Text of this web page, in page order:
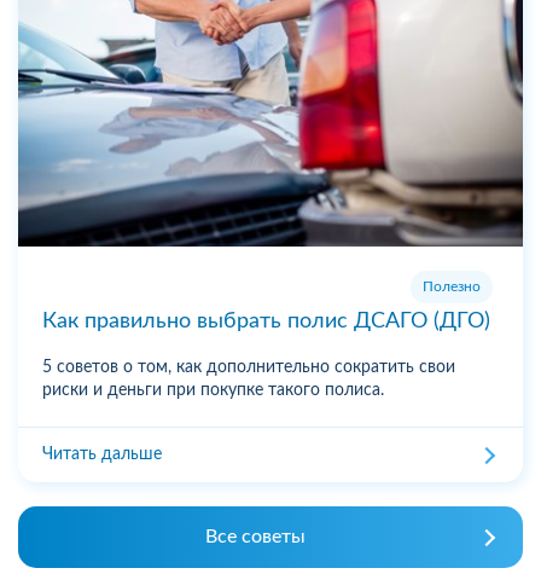
Полезно
Как правильно выбрать полис ДСАГО (ДГО)
5 советов о том, как дополнительно сократить свои
риски и деньги при покупке такого полиса.
Читать дальше
Все советы